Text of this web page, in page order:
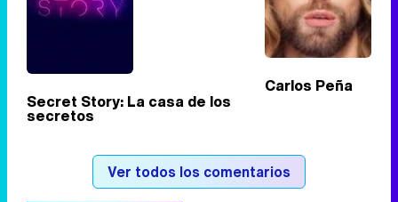
Tráiler en catalán de 'Ravalear', la nueva serie de HBO Max sobre los fondos buitre
Secret Story: La casa de los
secretos
Carlos Peña
Ver todos los comentarios